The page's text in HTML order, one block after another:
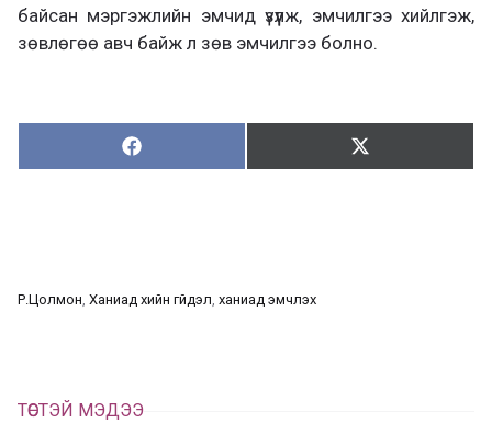
байсан мэргэжлийн эмчид үзүүлж, эмчилгээ хийлгэж,
зөвлөгөө авч байж л зөв эмчилгээ болно.
Хуваалцах:
Х
у
х
Түгээх:
Т
Р.Цолмон, Ханиад хийн гүйдэл, ханиад эмчлэх
ТӨСТЭЙ МЭДЭЭ